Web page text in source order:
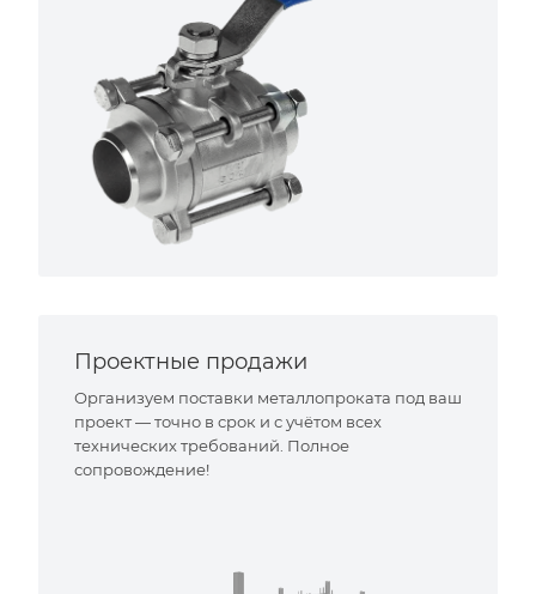
Проектные продажи
Организуем поставки металлопроката под ваш
проект — точно в срок и с учётом всех
технических требований. Полное
сопровождение!